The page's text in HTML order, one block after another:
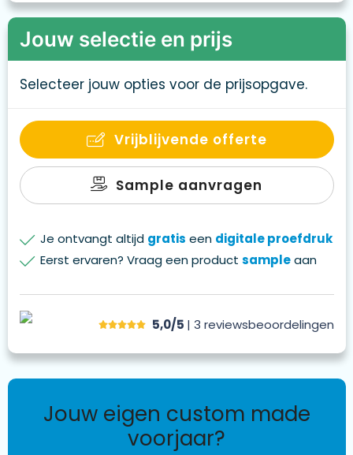
Jouw selectie en prijs
Selecteer jouw opties voor de prijsopgave.
Vrijblijvende offerte
Sample aanvragen
Je ontvangt altijd gratis een digitale proefdruk
Eerst ervaren? Vraag een product sampleaan
5,0/5 | 3 reviewsbeoordelingen
jouw eigen custom made
voorjaar?